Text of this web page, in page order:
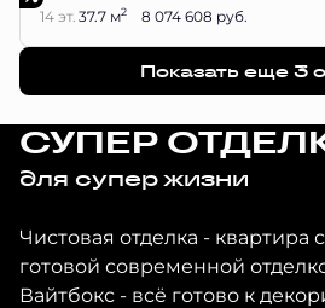
14 эт. 37.7 м2 8 074 608 руб.
Показать еще 3
СУПЕР
для супер жизни
Чистовая отделка - квартира
готовой современной
Вайтбокс - всё готово к